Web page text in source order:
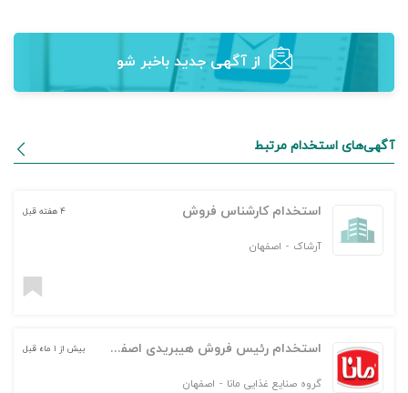
از آگهی‌ جدید باخبر شو
آگهی‌های استخدام مرتبط
استخدام کارشناس فروش
آرشاک - اصفهان
۴ هفته قبل
استخدام رئیس فروش هیبریدی اصفهان
گروه صنایع غذایی مانا - اصفهان
بیش از ۱ ماه قبل